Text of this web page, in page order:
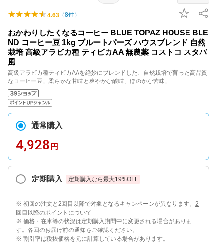
4.63 （8件）
おかわりしたくなるコーヒー BLUE TOPAZ HOUSE BLE
ND コーヒー豆 1kg ブルートパーズ ハウスブレンド 自然
栽培 高級アラビカ種 ティピカAA 無農薬 コストコ スタバ
風
高級アラビカ種ティピカAAを絶妙にブレンドした、自然栽培で育った高品質
なコーヒー豆。柔らかな甘味と爽やかな酸味、ほのかな苦味。
通常購入
4,928 円
定期購入 定期購入なら最大19%OFF
※ 初回の注文と2回目以降で対象となるキャンペーンが異なります。 2
回目以降のポイントについて
※ 価格・在庫等の状況は定期購入期間中に変更される場合がありま
す。各回のお届け前の通知をご確認ください。
※ 割引率は税抜価格を元に計算している場合があります。